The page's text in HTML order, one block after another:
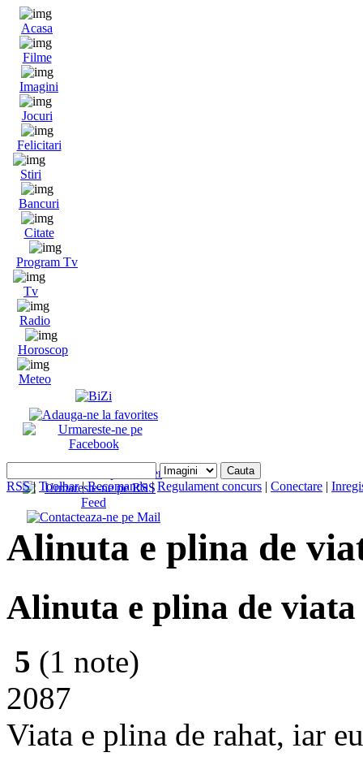
Acasa
Filme
Imagini
Jocuri
Felicitari
Stiri
Bancuri
Citate
Program Tv
Tv
Radio
Horoscop
Meteo
RSS| Toolbar|Recomanda|Regulament concurs | Conectare |
Alinuta e plina de
Alinuta e plina de viata
5 (1 note)
2087
Viata e plina de rahat, iar